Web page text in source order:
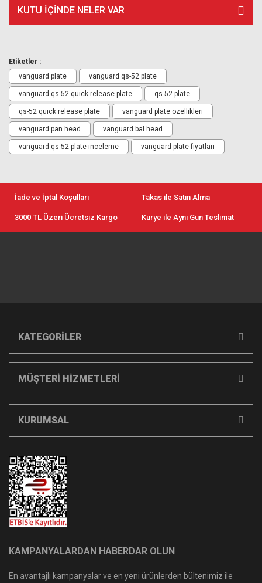
KUTU İÇİNDE NELER VAR
Etiketler :
vanguard plate
vanguard qs-52 plate
vanguard qs-52 quick release plate qs-52 plate
qs-52 quick release plate vanguard plate özellikleri
vanguard pan head vanguard bal head
vanguard qs-52 plate inceleme vanguard plate fiyatları
İade ve İptal Koşulları Takas ile Satın Alma
3000 TL Üzeri Ücretsiz Kargo Kurye ile Aynı Gün Teslimat
KATEGORİLER
MÜŞTERİ HİZMETLERİ
KURUMSAL
KAMPANYALARDAN HABERDAR OLUN
En avantajlı kampanyalar ve en yeni ürünlerden bültenimiz ile